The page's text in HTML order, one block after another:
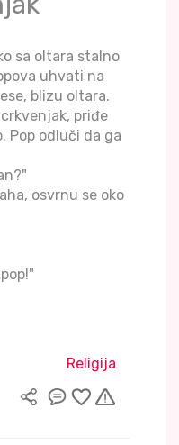
sa oltara stalno
uhvati na
blizu oltara.
priđe
Pop odluči da ga
osvrnu se oko
Religija